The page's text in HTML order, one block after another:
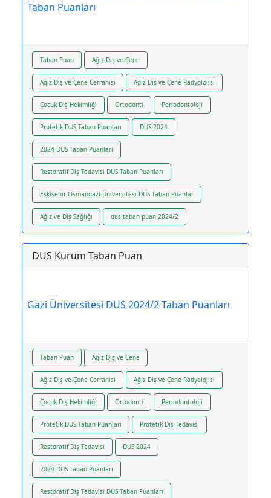
Taban Puanları
Taban Puan Ağız Diş ve Çene
Ağız Diş ve Çene Cerrahisi Ağız Diş ve Çene Radyolojisi
Çocuk Diş Hekimliği Ortodonti Periodontoloji
Protetik DUS Taban Puanları DUS 2024
2024 DUS Taban Puanları
Restoratif Diş Tedavisi DUS Taban Puanları
Eskişehir Osmangazi Üniversitesi DUS Taban Puanlar
Ağız ve Diş Sağlığı dus taban puan 2024/2
DUS Kurum Taban Puan
Gazi Üniversitesi DUS 2024/2 Taban Puanları
Taban Puan Ağız Diş ve Çene
Ağız Diş ve Çene Cerrahisi Ağız Diş ve Çene Radyolojisi
Çocuk Diş Hekimliği Ortodonti Periodontoloji
Protetik DUS Taban Puanları Protetik Diş Tedavisi
Restoratif Diş Tedavisi DUS 2024
2024 DUS Taban Puanları
Restoratif Diş Tedavisi DUS Taban Puanları